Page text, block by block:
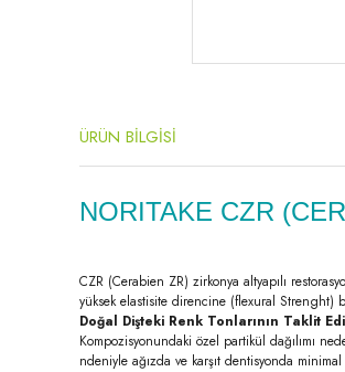
ÜRÜN BİLGİSİ
NORITAKE CZR
CZR (Cerabien ZR) zirkonya altyapılı
yüksek elastisite direncine (flexural
Doğal Dişteki Renk Tonlarının Taklit
Kompozisyonundaki özel partikül dağılımı
ndeniyle ağızda ve karşıt dentisyonda